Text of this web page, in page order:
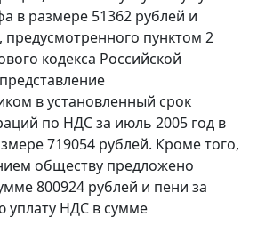
в размере 51362 рублей и
пунктом 2
кодекса Российской
в установленный срок
по НДС за июль 2005 год в
719054 рублей. Кроме того,
обществу предложено
800924 рублей и пени за
уплату НДС в сумме